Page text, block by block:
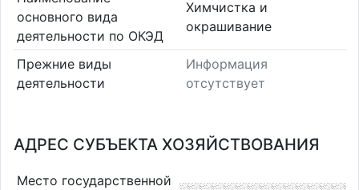
основного вида
деятельности по ОКЭД
Химчистка и
окрашивание
Прежние виды
деятельности
Информация
отсутствует
АДРЕС СУБЪЕКТА ХОЗЯЙСТВОВАНИЯ
Место государственной